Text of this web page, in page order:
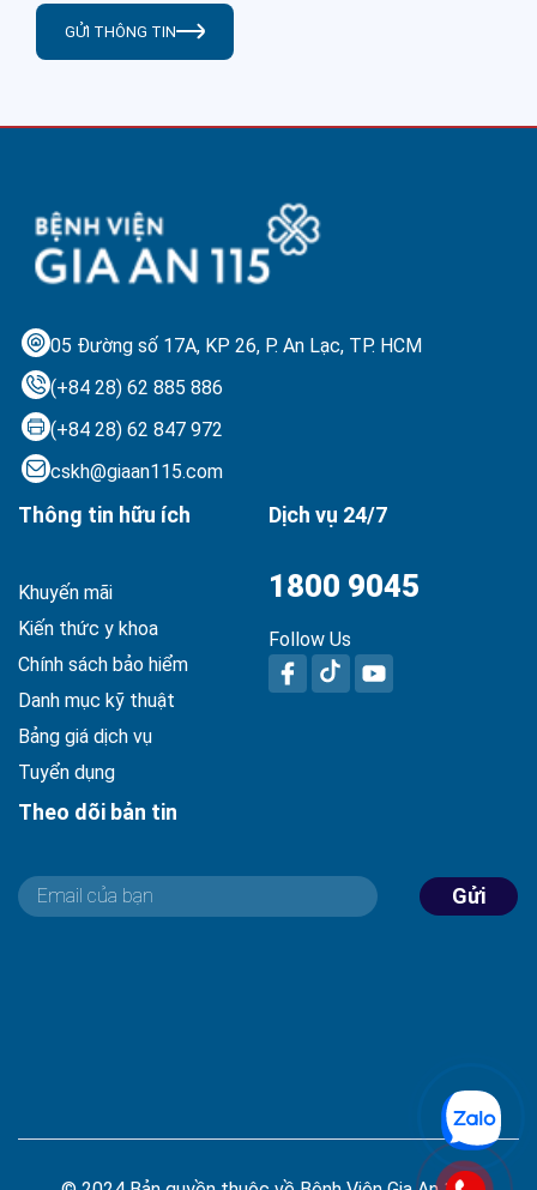
GỬI THÔNG TIN
05 Đường số 17A, KP 26, P. An Lạc, TP. HCM
(+84 28) 62 885 886
(+84 28) 62 847 972
cskh@giaan115.com
Thông tin hữu ích
Khuyến mãi
Kiến thức y khoa
Chính sách bảo hiểm
Danh mục kỹ thuật
Bảng giá dịch vụ
Tuyển dụng
Dịch vụ 24/7
1800 9045
Follow Us
Theo dõi bản tin
Gửi